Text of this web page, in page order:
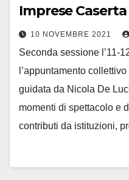
Imprese Caserta
10 NOVEMBRE 2021
Seconda sessione l’11-
l’appuntamento
guidata da Nicola De
momenti di spettacolo e
contributi da istituzioni,